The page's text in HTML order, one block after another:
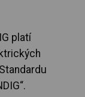
platí